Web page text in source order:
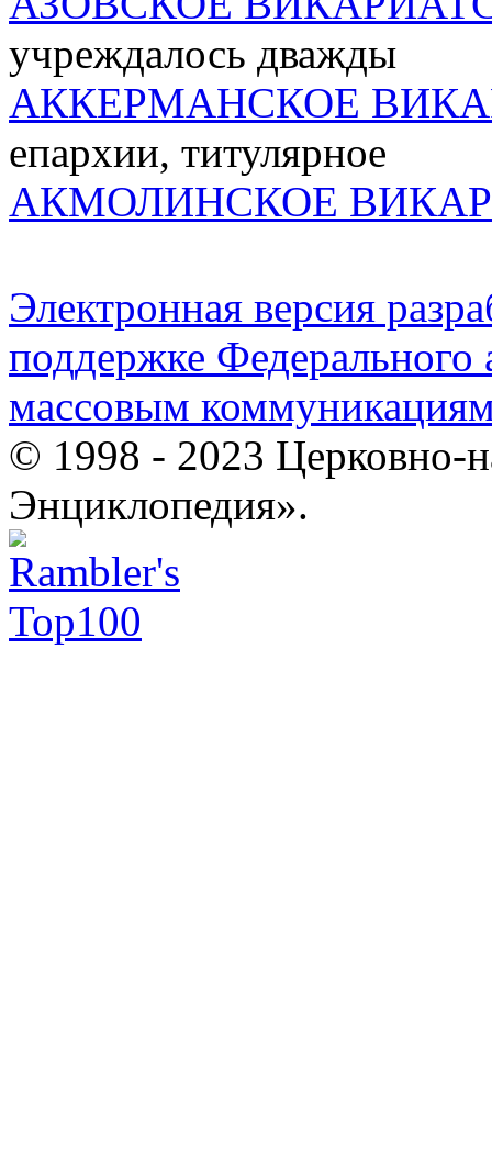
учреждалось дважды
АККЕРМАНСКОЕ
епархии, титулярное
АКМОЛИНСКОЕ
Электронная версия
поддержке Федерального
массовым
© 1998 - 2023 Церковно-
Энциклопедия».